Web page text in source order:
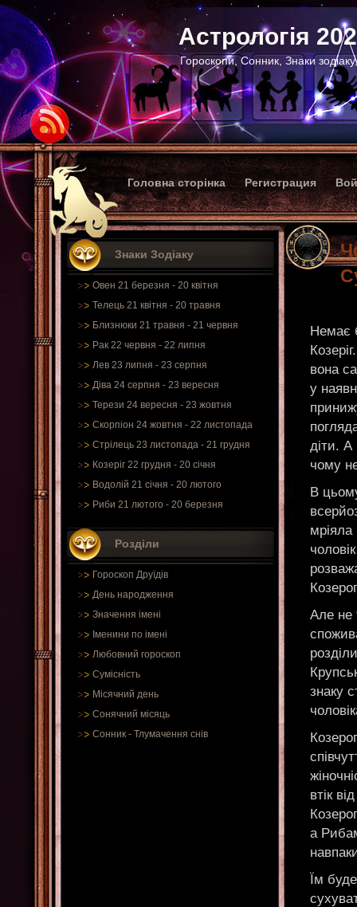
Астрологія
Гороскопи, Сонник, Знаки
Головна сторінка Регистрация
Знаки Зодіаку
Овен 21 березня - 20 квітня
Телець 21 квітня - 20 травня
Близнюки 21 травня - 21 червня
Рак 22 червня - 22 липня
Лев 23 липня - 23 серпня
Діва 24 серпня - 23 вересня
Терези 24 вересня - 23 жовтня
Скорпіон 24 жовтня - 22 листопада
Стрілець 23 листопада - 21 грудня
Козеріг 22 грудня - 20 січня
Водолій 21 січня - 20 лютого
Риби 21 лютого - 20 березня
Розділи
Гороскоп Друїдів
День народження
Значення імені
Іменини по імені
Любовний гороскоп
Сумісність
Місячний день
Сонячний місяць
Сонник - Тлумачення снів
Немає
вона
у
діти. А
чому
В
мріяла
Але не
знаку
втік
а
Їм